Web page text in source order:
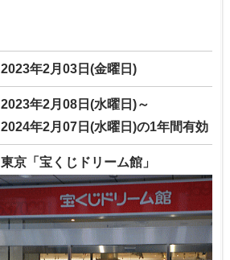
2023年2月03日(金曜日)
2023年2月08日(水曜日)～
2024年2月07日(水曜日)の1年間有効
東京「宝くじドリーム館」